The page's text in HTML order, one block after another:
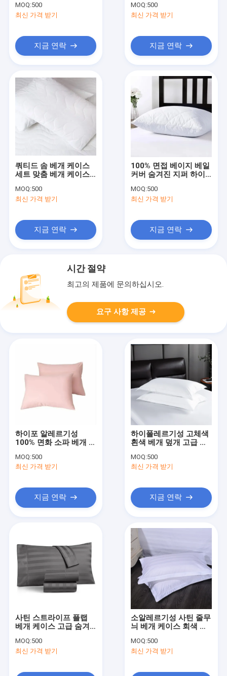
MOQ:500
최신 가격 받기
지금 연락
스 편안함을 위해 하이
포 알레르기
MOQ:500
최신 가격 받기
지금 연락
쿼티드 솜 베개 케이스
세트 맞춤 베개 케이스
기계 세탁
MOQ:500
최신 가격 받기
지금 연락
100% 면접 베이지 베일
커버 숨겨진 지퍼 하이
스
MOQ:500
최신 가격 받기
지금 연락
시간 절약
최고의 제품에 문의하십시오.
요구 사항 제공
하이포 알레르기성
100% 면화 소파 베개 덮
스 흰색 회색 파란색
MOQ:500
최신 가격 받기
지금 연락
하이폴레르기성 고체색
흰색 베개 덮개 고급 베
상
MOQ:500
최신 가격 받기
지금 연락
사틴 스트라이프 플랩
베개 케이스 고급 숨겨
케이스
MOQ:500
최신 가격 받기
소알레르기성 사틴 줄무
늬 베개 케이스 회색 베
란색
MOQ:500
최신 가격 받기